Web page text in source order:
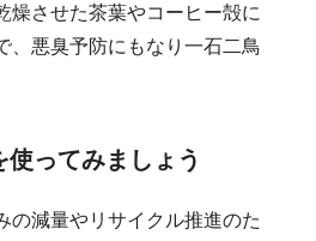
燥させた茶葉やコーヒー殻に
、悪臭予防にもなり一石二鳥
ってみましょう
減量やリサイクル推進のた